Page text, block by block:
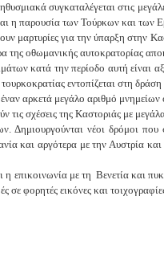
συγκαταλέγεται στις
η παρουσία των Τούρκων και των
μαρτυρίες για την ύπαρξη στην
της οθωμανικής αυτοκρατορίας
κατά την περίοδο αυτή είναι
εντοπίζεται στη
αρκετά μεγάλο αριθμό
τις σχέσεις της Καστοριάς με
Δημιουργούνται νέοι δρόμοι
και αργότερα με την Αυστρία και
η επικοινωνία με τη Βενετία και
σε φορητές εικόνες και